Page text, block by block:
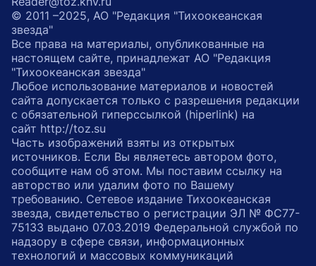
© 2011 –2025, АО "Редакция "Тихоокеанская
звезда"
Все права на материалы, опубликованные на
настоящем сайте, принадлежат АО "Редакция
"Тихоокеанская звезда"
Любое использование материалов и новостей
сайта допускается только с разрешения редакции
с обязательной гиперссылкой (hiperlink) на
сайт http://toz.su
Часть изображений взяты из открытых
источников. Если Вы являетесь автором фото,
сообщите нам об этом. Мы поставим ссылку на
авторство или удалим фото по Вашему
требованию. Сетевое издание Тихоокеанская
звезда, свидетельство о регистрации ЭЛ № ФС77-
75133 выдано 07.03.2019 Федеральной службой по
надзору в сфере связи, информационных
технологий и массовых коммуникаций